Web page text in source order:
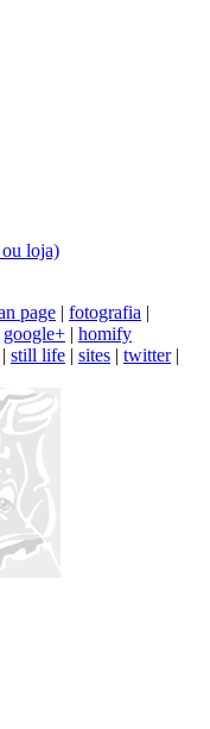
loja)
page | fotografia |
google+ | homify
| still life | sites | twitter|